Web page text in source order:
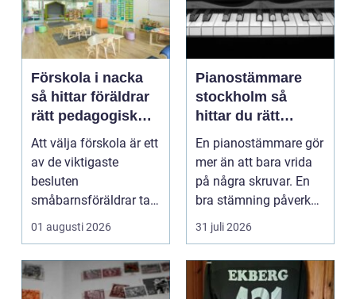
Förskola i nacka
så hittar föräldrar
rätt pedagogisk
trygghet
Att välja förskola är ett
av de viktigaste
besluten
småbarnsföräldrar tar.
Omsorg, trygghet,
pedagog...
01 augusti 2026
Pianostämmare
stockholm så
hittar du rätt
expert för ditt
piano
En pianostämmare gör
mer än att bara vrida
på några skruvar. En
bra stämning påverkar
hur pianot låt...
31 juli 2026